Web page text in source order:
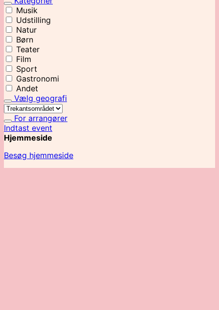
Musik
Udstilling
Natur
Børn
Teater
Film
Sport
Gastronomi
Andet
Vælg geografi
For arrangører
Indtast event
Hjemmeside
Besøg hjemmeside